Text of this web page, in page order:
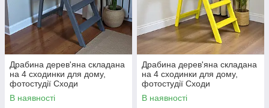
Драбина дерев'яна складана
на 4 сходинки для дому,
фотостудії Сходи
трансформер побутові
розкладні
В наявності
Драбина дерев'яна складана
на 4 сходинки для дому,
фотостудії Сходи
трансформер побутові
розкладні
В наявності